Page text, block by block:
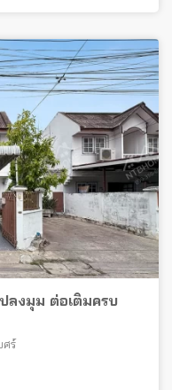
ลงมุม ต่อเติมครบ
ศร์